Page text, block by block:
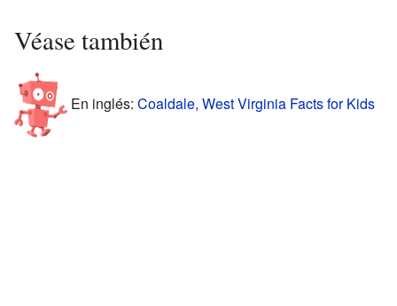
Véase también
En inglés: Coaldale, West Virginia Facts for Kids